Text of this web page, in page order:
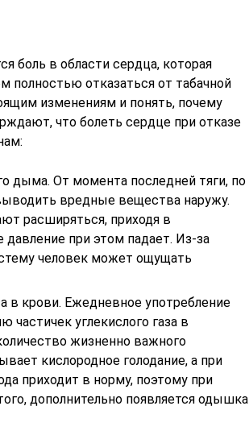
боль в области сердца, которая
полностью отказаться от табачной
изменениям и понять, почему
что болеть сердце при отказе
дыма. От момента последней тяги, по
вредные вещества наружу.
расширяться, приходя в
давление при этом падает. Из-за
человек может ощущать
в крови. Ежедневное употребление
углекислого газа в
жизненно важного
кислородное голодание, а при
приходит в норму, поэтому при
дополнительно появляется одышка